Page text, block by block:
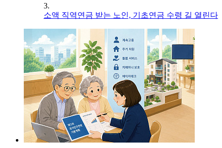
3.
소액 직역연금 받는 노인, 기초연금 수령 길 열린다